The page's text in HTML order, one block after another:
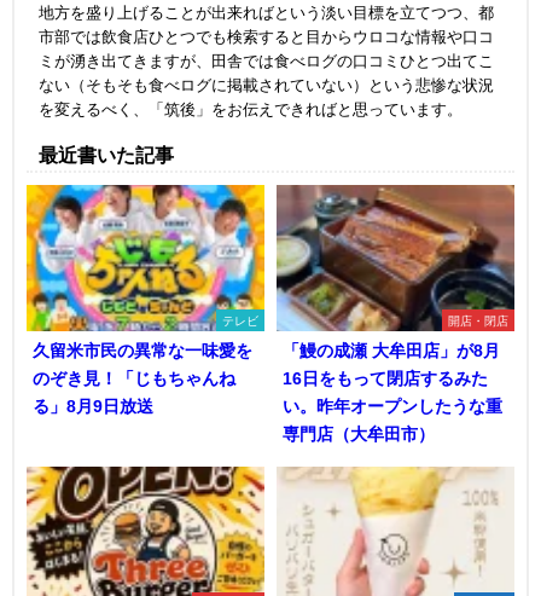
地方を盛り上げることが出来ればという淡い目標を立てつつ、都
市部では飲食店ひとつでも検索すると目からウロコな情報や口コ
ミが湧き出てきますが、田舎では食べログの口コミひとつ出てこ
ない（そもそも食べログに掲載されていない）という悲惨な状況
を変えるべく、「筑後」をお伝えできればと思っています。
最近書いた記事
テレビ
久留米市民の異常な一味愛を
のぞき見！「じもちゃんね
る」8月9日放送
開店・閉店
「鰻の成瀬 大牟田店」が8月
16日をもって閉店するみた
い。昨年オープンしたうな重
専門店（大牟田市）